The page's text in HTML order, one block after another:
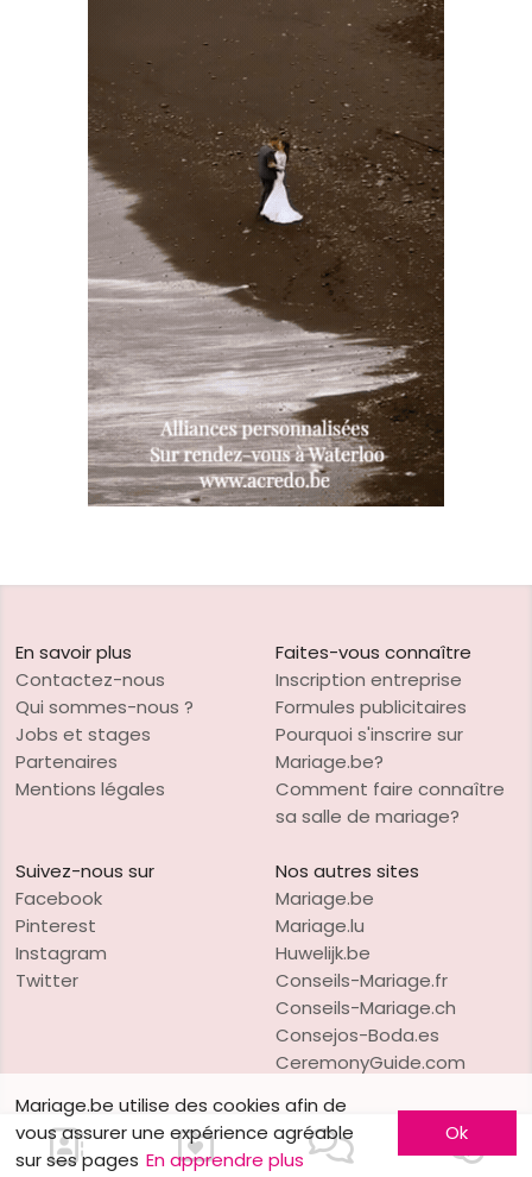
En savoir plus
Contactez-nous
Qui sommes-nous ?
Jobs et stages
Partenaires
Mentions légales
Faites-vous connaître
Inscription entreprise
Formules publicitaires
Pourquoi s'inscrire sur
Mariage.be?
Comment faire connaître
sa salle de mariage?
Suivez-nous sur
Facebook
Pinterest
Instagram
Twitter
Nos autres sites
Mariage.be
Mariage.lu
Huwelijk.be
Conseils-Mariage.fr
Conseils-Mariage.ch
Consejos-Boda.es
CeremonyGuide.com
VO PublishingCopyright © 1997-2026 Mariage.be
Mariage.be utilise des cookies afin de
vous assurer une expérience agréable
sur ses pages En apprendre plus
Ok